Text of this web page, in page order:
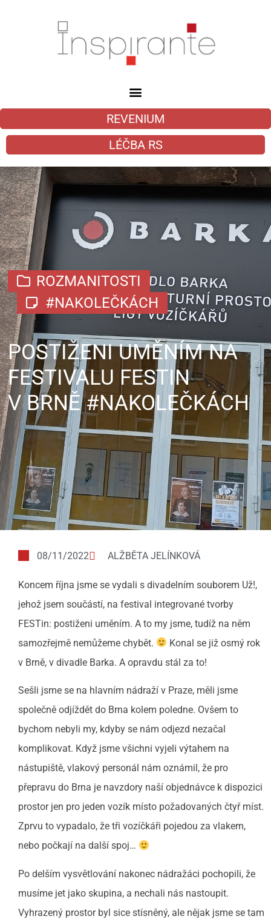
REVENIUM
LÉČBA RS
ROZMANITOSTI
#NAKOLEČKÁCH
POSTIŽENI UMĚNÍM NA
FESTIVALU FESTIN
V BRNĚ #NAKOLEČKÁCH
08/11/2022 ALŽBĚTA JELÍNKOVÁ
Koncem října jsme se vydali s divadelním souborem Už!,
jehož jsem součástí, na festival integrované tvorby
FESTin: postiženi uměním. A to my jsme, tudíž na něm
samozřejmě nemůžeme chybět.
Konal se již osmý rok
v Brně, v divadle Barka. A opravdu stál za to!
Sešli jsme se na hlavním nádraží v Praze, měli jsme
společně odjíždět do Brna kolem poledne. Ovšem to
bychom nebyli my, kdyby se nám odjezd nezačal
komplikovat. Když jsme všichni vyjeli výtahem na
nástupiště, vlakový personál nám oznámil, že pro
přepravu do Brna je navzdory naší objednávce k dispozici
prostor jen pro jeden vozík místo požadovaných čtyř míst.
Zprvu to vypadalo, že tři vozíčkáři pojedou za vlakem,
nebo počkají na další spoj…
Po delším vysvětlování nakonec nádražáci pochopili, že
musíme jet jako skupina, a nechali nás nastoupit.
Vyhrazený prostor byl sice stísněný, ale nějak jsme se tam